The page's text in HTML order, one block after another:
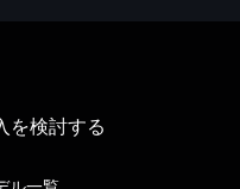
を検討する